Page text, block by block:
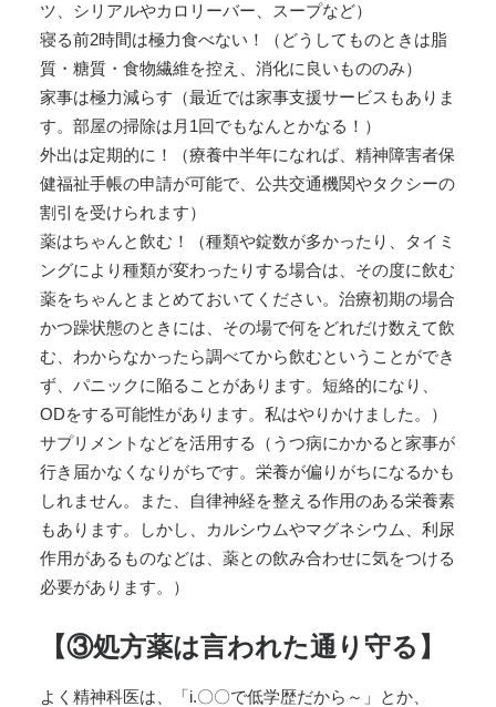
ツ、シリアルやカロリーバー、スープなど）
寝る前2時間は極力食べない！（どうしてものときは脂
質・糖質・食物繊維を控え、消化に良いもののみ）
家事は極力減らす（最近では家事支援サービスもありま
す。部屋の掃除は月1回でもなんとかなる！）
外出は定期的に！（療養中半年になれば、精神障害者保
健福祉手帳の申請が可能で、公共交通機関やタクシーの
割引を受けられます）
薬はちゃんと飲む！（種類や錠数が多かったり、タイミ
ングにより種類が変わったりする場合は、その度に飲む
薬をちゃんとまとめておいてください。治療初期の場合
かつ躁状態のときには、その場で何をどれだけ数えて飲
む、わからなかったら調べてから飲むということができ
ず、パニックに陥ることがあります。短絡的になり、
ODをする可能性があります。私はやりかけました。）
サプリメントなどを活用する（うつ病にかかると家事が
行き届かなくなりがちです。栄養が偏りがちになるかも
しれません。また、自律神経を整える作用のある栄養素
もあります。しかし、カルシウムやマグネシウム、利尿
作用があるものなどは、薬との飲み合わせに気をつける
必要があります。）
【③処方薬は言われた通り守る】
よく精神科医は、「i.〇〇で低学歴だから～」とか、